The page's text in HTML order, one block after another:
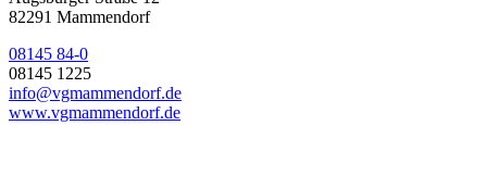
82291 Mammendorf
08145 84-0
08145 1225
info@vgmammendorf.de
www.vgmammendorf.de